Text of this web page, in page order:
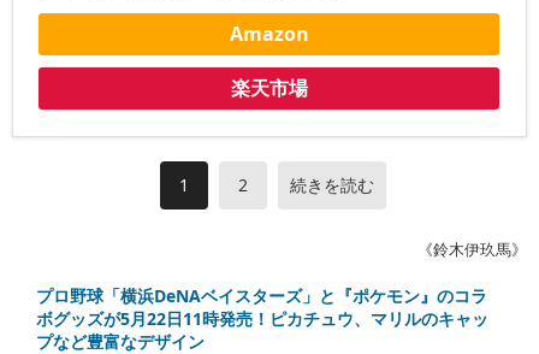
Amazon
楽天市場
1 2 続きを読む
《鈴木伊玖馬》
プロ野球「横浜DeNAベイスターズ」と『ポケモン』のコラ
ボグッズが5月22日11時発売！ピカチュウ、マリルのキャッ
プなど豊富なデザイン